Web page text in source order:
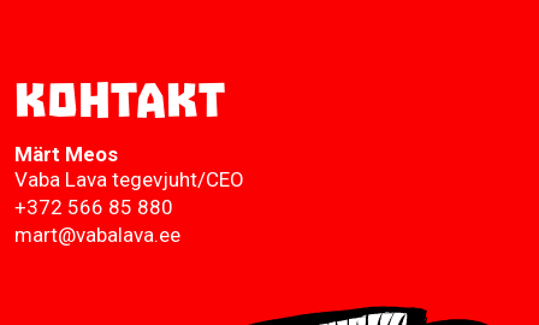
Контакт
Märt Meos
Vaba Lava tegevjuht/CEO
+372 566 85 880
mart@vabalava.ee